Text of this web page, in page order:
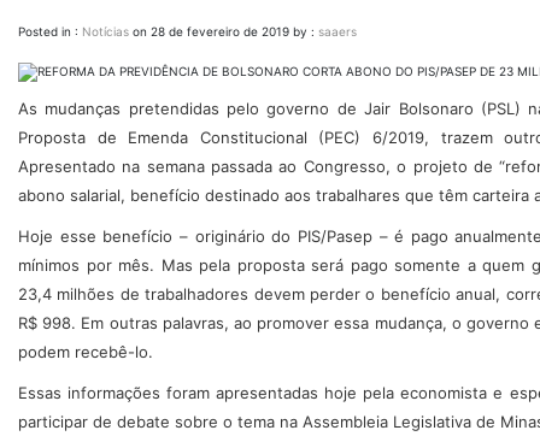
Posted in : Notícias on 28 de fevereiro de 2019 by : saaers
As mudanças pretendidas pelo governo de Jair Bolsonaro (PSL)
Proposta de Emenda Constitucional (PEC) 6/2019, trazem
Apresentado na semana passada ao Congresso, o projeto de
abono salarial, benefício destinado aos trabalhares que têm carteira
Hoje esse benefício – originário do PIS/Pasep – é pago
mínimos por mês. Mas pela proposta será pago somente a quem
23,4 milhões de trabalhadores devem perder o benefício anual,
R$ 998. Em outras palavras, ao promover essa mudança, o
podem recebê-lo.
Essas informações foram apresentadas hoje pela economista e
participar de debate sobre o tema na Assembleia Legislativa de